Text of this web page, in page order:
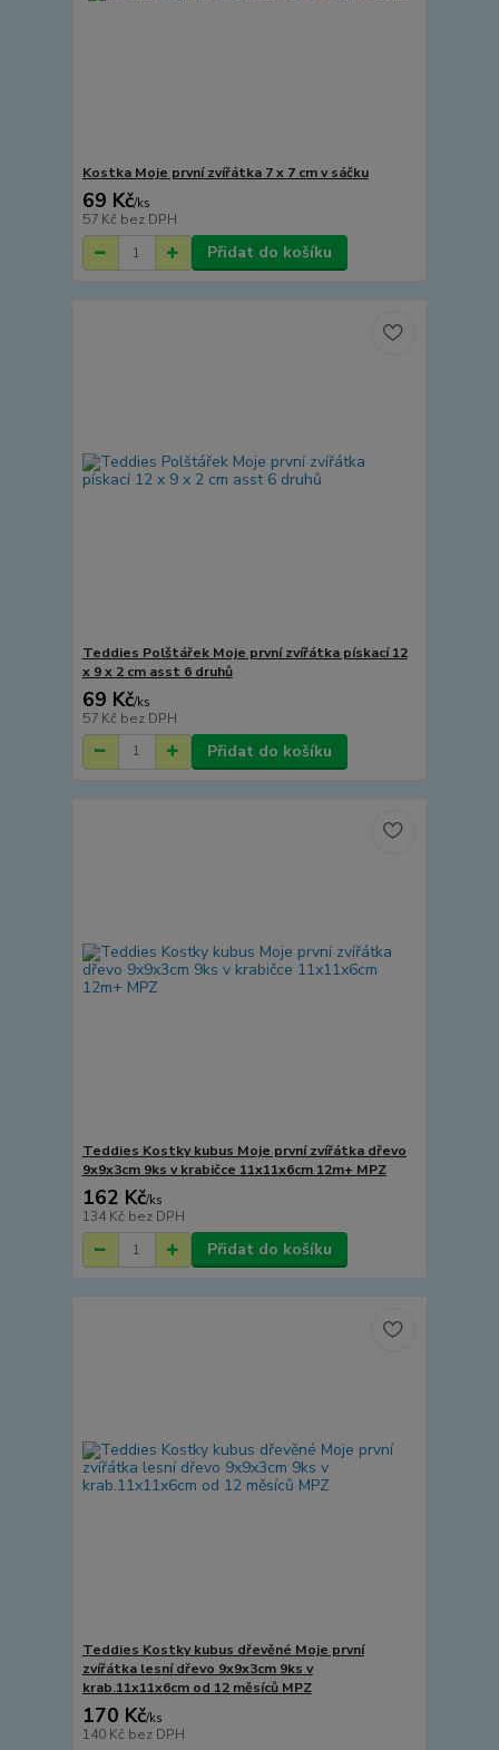
Kostka Moje první zvířátka 7 x 7 cm v sáčku
69 Kč/ks
57 Kč bez DPH
Přidat do košíku
Teddies Polštářek Moje první zvířátka pískací 12
x 9 x 2 cm asst 6 druhů
69 Kč/ks
57 Kč bez DPH
Přidat do košíku
Teddies Kostky kubus Moje první zvířátka dřevo
9x9x3cm 9ks v krabičce 11x11x6cm 12m+ MPZ
162 Kč/ks
134 Kč bez DPH
Přidat do košíku
Teddies Kostky kubus dřevěné Moje první
zvířátka lesní dřevo 9x9x3cm 9ks v
krab.11x11x6cm od 12 měsíců MPZ
170 Kč/ks
140 Kč bez DPH